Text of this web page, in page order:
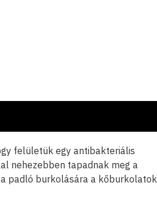
felületük egy antibakteriális
nehezebben tapadnak meg a
padló burkolására a kőburkolatok